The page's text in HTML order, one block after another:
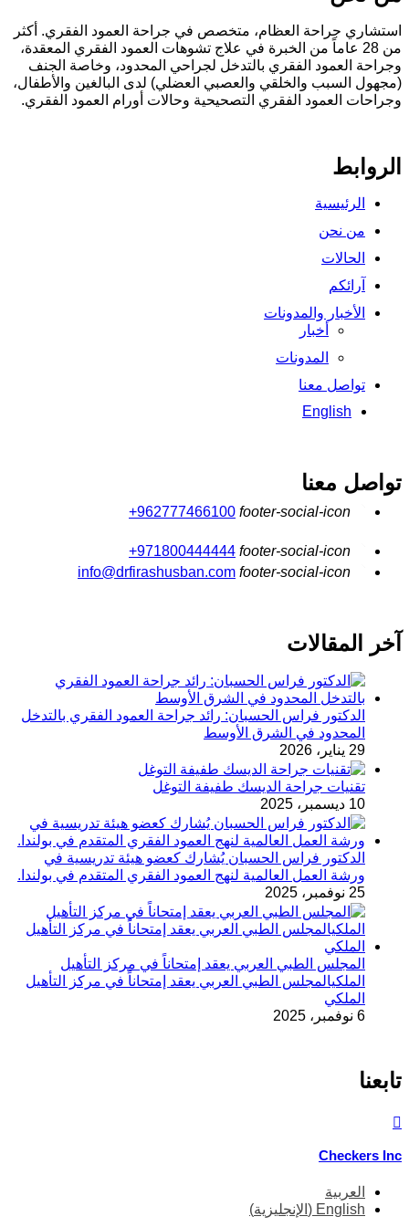
استشاري جراحة العظام، متخصص في جراحة العمود الفقري. أكثر
من 28 عاماً من الخبرة في علاج تشوهات العمود الفقري المعقدة،
وجراحة العمود الفقري بالتدخل لجراحي المحدود، وخاصة الجنف
(مجهول السبب والخلقي والعصبي العضلي) لدى البالغين والأطفال،
وجراحات العمود الفقري التصحيحية وحالات أورام العمود الفقري.
الروابط
الرئيسية
من نحن
الحالات
آرائكم
الأخبار والمدونات
أخبار
المدونات
تواصل معنا
English
تواصل معنا
962777466100+
971800444444+
info@drfirashusban.com
آخر المقالات
الدكتور فراس الحسبان: رائد جراحة العمود الفقري بالتدخل
المحدود في الشرق الأوسط
29 يناير، 2026
تقنيات جراحة الديسك طفيفة التوغل
10 ديسمبر، 2025
الدكتور فراس الحسبان يُشارك كعضو هيئة تدريسية في
ورشة العمل العالمية لنهج العمود الفقري المتقدم في بولندا.
25 نوفمبر، 2025
المجلس الطبي العربي يعقد إمتحاناً في مركز التأهيل
الملكيالمجلس الطبي العربي يعقد إمتحاناً في مركز التأهيل
الملكي
6 نوفمبر، 2025
تابعنا
Checkers Inc
العربية
English
( الإنجليزية)